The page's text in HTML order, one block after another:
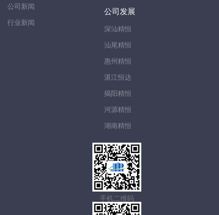
公司新闻
行业新闻
公司发展
深汕精恒
汕尾精恒
惠州精恒
湛江恒达
揭阳精恒
河源精恒
湖南精恒
手机二维码